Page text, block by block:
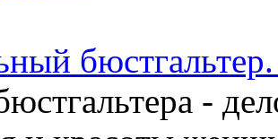
-